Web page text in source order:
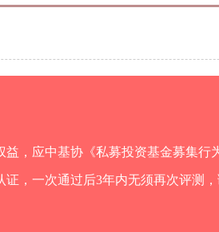
益，应中基协《私募投资基金募集
证，一次通过后3年内无须再次评测